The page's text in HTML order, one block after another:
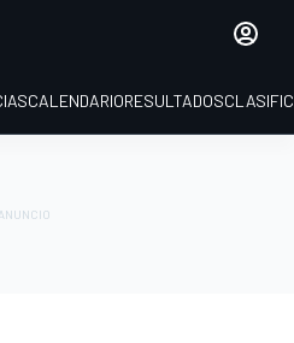
CALENDARIORESULTADOS